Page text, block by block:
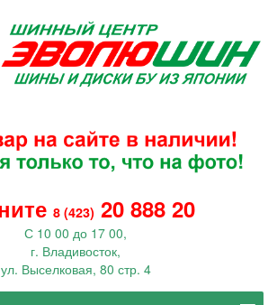
8 (423) 20 888 20
С 10 00 до 17 00,
г. Владивосток,
ул. Выселковая, 80 стр. 4